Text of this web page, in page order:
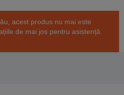
acest produs nu mai este
de mai jos pentru asistență